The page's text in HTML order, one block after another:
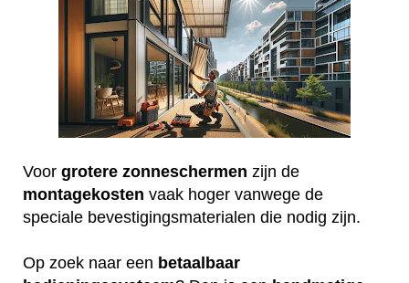
Voor grotere zonneschermen zijn de
montagekosten vaak hoger vanwege de
speciale bevestigingsmaterialen die nodig zijn.
Op zoek naar een betaalbaar